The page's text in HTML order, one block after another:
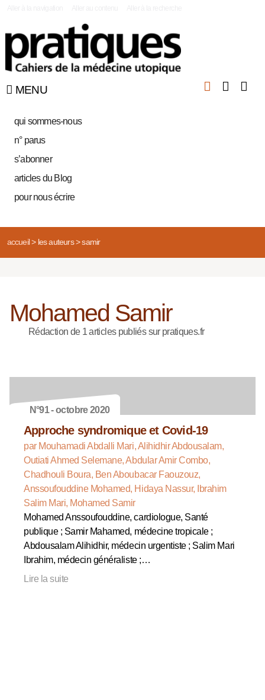
MENU
qui sommes-nous
n° parus
s’abonner
articles du Blog
pour nous écrire
accueil> les auteurs> samir
Mohamed Samir
Rédaction de 1 articles publiés sur pratiques.fr
N°91 - octobre 2020
Approche syndromique et Covid-19
par Mouhamadi Abdalli Mari, Alihidhir Abdousalam,
Outiati Ahmed Selemane, Abdular Amir Combo,
Chadhouli Boura, Ben Aboubacar Faouzouz,
Anssoufouddine Mohamed, Hidaya Nassur, Ibrahim
Salim Mari, Mohamed Samir
Mohamed Anssoufouddine, cardiologue, Santé
publique ; Samir Mahamed, médecine tropicale ;
Abdousalam Alihidhir, médecin urgentiste ; Salim Mari
Ibrahim, médecin généraliste ;…
Lire la suite